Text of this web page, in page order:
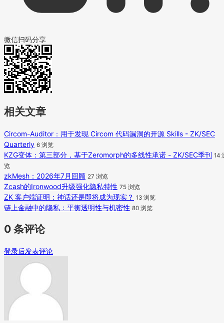
微信扫码分享
相关文章
Circom-Auditor：用于发现 Circom 代码漏洞的开源 Skills - ZK/SEC
Quarterly 6 浏览
KZG变体：第三部分，基于Zeromorph的多线性承诺 - ZK/SEC季刊 14
览
zkMesh：2026年7月回顾 27 浏览
Zcash的Ironwood升级强化隐私特性 75 浏览
ZK 客户端证明：神话还是即将成为现实？ 13 浏览
链上金融中的隐私：平衡透明性与机密性 80 浏览
0 条评论
登录后发表评论